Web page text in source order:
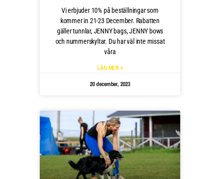
Vi erbjuder 10% på beställningar som
kommer in 21-23 December. Rabatten
gäller tunnlar, JENNY bags, JENNY bows
och nummerskyltar. Du har väl inte missat
våra
LÄS MER »
20 december, 2023